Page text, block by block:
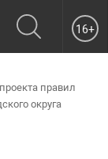
16+
правил
округа